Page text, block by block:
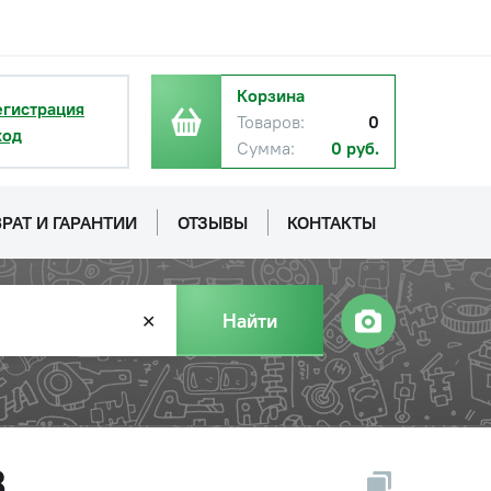
Корзина
Товаров:
0
Сумма:
0 руб.
И ГАРАНТИИ ОТЗЫВЫ КОНТАКТЫ
✕ Найти